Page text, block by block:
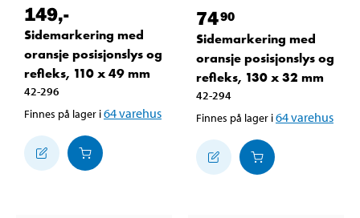
149,-
Sidemarkering med
oransje posisjonslys og
refleks, 110 x 49 mm
42-296
Finnes på lager i64varehus
7490
Sidemarkering med
oransje posisjonslys og
refleks, 130 x 32 mm
42-294
Finnes på lager i64varehus